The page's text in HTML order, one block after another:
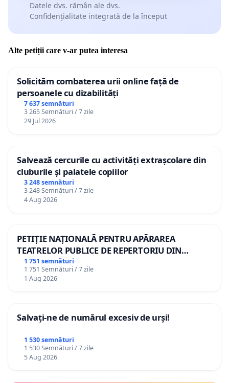
Datele dvs. rămân ale dvs.
Confidențialitate integrată de la început
Alte petiții care v-ar putea interesa
Solicităm combaterea urii online față de
persoanele cu dizabilități
7 637 semnături
3 265 Semnături / 7 zile
29 Jul 2026
Salvează cercurile cu activități extrașcolare din
cluburile și palatele copiilor
3 248 semnături
3 248 Semnături / 7 zile
4 Aug 2026
PETIȚIE NAȚIONALĂ PENTRU APĂRAREA
TEATRELOR PUBLICE DE REPERTORIU DIN
ROMÂNIA
1 751 semnături
1 751 Semnături / 7 zile
1 Aug 2026
Salvați-ne de numărul excesiv de urși!
1 530 semnături
1 530 Semnături / 7 zile
5 Aug 2026